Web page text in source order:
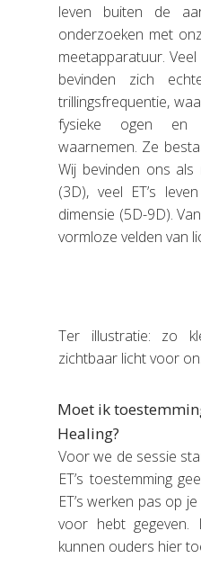
leven buiten de
onderzoeken met
meetapparatuur. Veel
bevinden zich
trillingsfrequentie,
fysieke ogen en
waarnemen. Ze
Wij bevinden ons
(3D), veel ET’s
dimensie (5D-9D).
vormloze velden van
Ter illustratie: zo
zichtbaar licht voor
Moet ik
Healing?
Voor we de sessie
ET’s toestemming
ET’s werken pas op
voor hebt gegeven.
kunnen ouders hier